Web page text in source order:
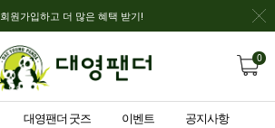
회원가입하고 더 많은 혜택 받기!
0
대영팬더 굿즈 이벤트 공지사항